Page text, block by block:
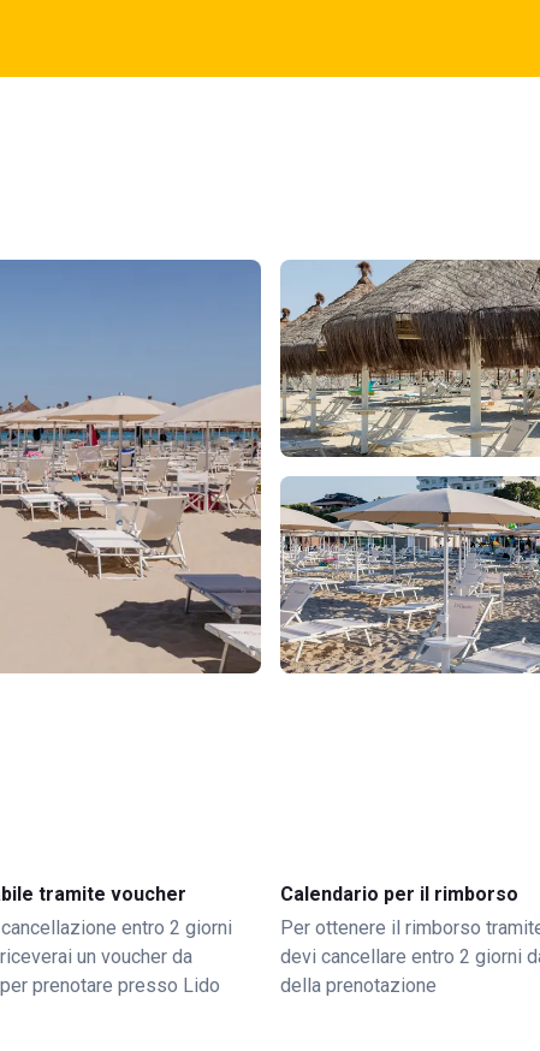
tramite voucher
entro 2 giorni
un voucher da
prenotare presso Lido
Calendario per il rimborso
Per ottenere il rimborso
devi cancellare entro 2 giorni
della prenotazione